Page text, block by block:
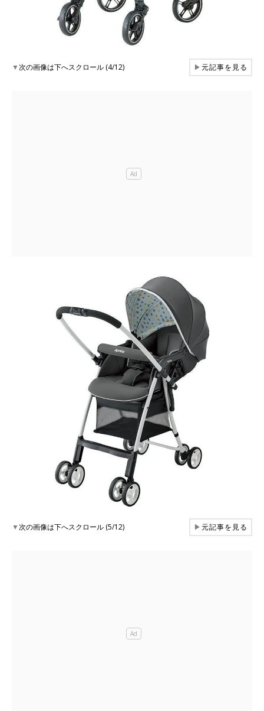
▼次の画像は下へスクロール (4/12) ▶元記事を見る
▼次の画像は下へスクロール (5/12) ▶元記事を見る